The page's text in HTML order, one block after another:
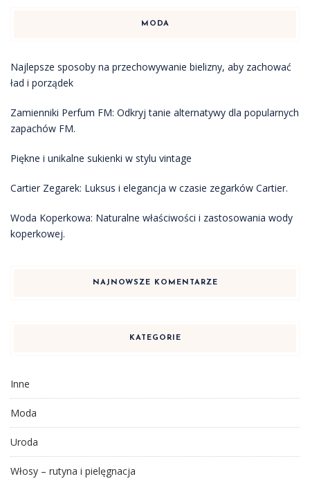
MODA
Najlepsze sposoby na przechowywanie bielizny, aby zachować
ład i porządek
Zamienniki Perfum FM: Odkryj tanie alternatywy dla popularnych
zapachów FM.
Piękne i unikalne sukienki w stylu vintage
Cartier Zegarek: Luksus i elegancja w czasie zegarków Cartier.
Woda Koperkowa: Naturalne właściwości i zastosowania wody
koperkowej.
NAJNOWSZE KOMENTARZE
KATEGORIE
Inne
Moda
Uroda
Włosy – rutyna i pielęgnacja